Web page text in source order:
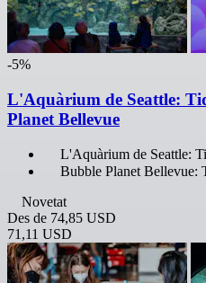
-5%
L'Aquàrium de Seattle:
Planet Bellevue
L'Aquàrium de Seattle:
Bubble Planet Bellevue:
Novetat
Des de 74,85 USD
71,11 USD